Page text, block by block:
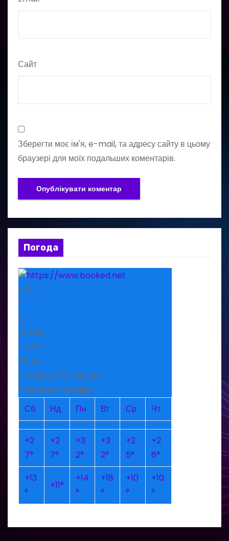
Сайт
Зберегти моє ім'я, e-mail, та адресу сайту в цьому
браузері для моїх подальших коментарів.
Погода
+29
°
C
H: +30°
L: +17°
Рівне
П’ятниця, 07 Серпень
Прогноз на тиждень
Сб
Нд Пн Вт Ср Чт
+2
7°
+2
7°
+3
2°
+3
2°
+2
5°
+2
6°
+13
°
+11°
+14
°
+18
°
+10
°
+10
°